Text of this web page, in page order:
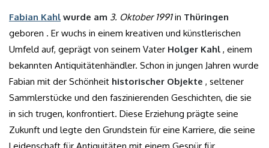
Fabian Kahl wurde am 3. Oktober 1991in Thüringen
geboren . Er wuchs in einem kreativen und künstlerischen
Umfeld auf, geprägt von seinem Vater Holger Kahl , einem
bekannten Antiquitätenhändler. Schon in jungen Jahren wurde
Fabian mit der Schönheit historischer Objekte , seltener
Sammlerstücke und den faszinierenden Geschichten, die sie
in sich trugen, konfrontiert. Diese Erziehung prägte seine
Zukunft und legte den Grundstein für eine Karriere, die seine